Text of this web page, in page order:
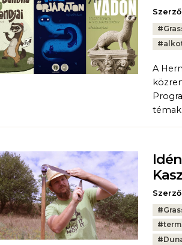
Tags:
#
#
A
Tags:
#
#
#